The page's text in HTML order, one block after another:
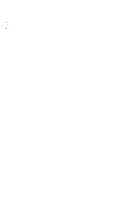
) .